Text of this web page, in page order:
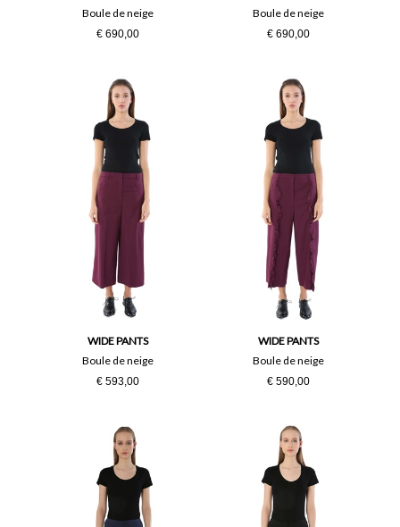
Boule de neige
€ 690,00
Boule de neige
€ 690,00
WIDE PANTS
Boule de neige
€ 593,00
WIDE PANTS
Boule de neige
€ 590,00